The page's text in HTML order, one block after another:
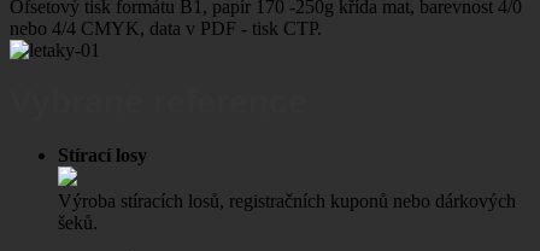
Ofsetový tisk formátu B1, papír 170 -250g křída mat, barevnost 4/0
nebo 4/4 CMYK, data v PDF - tisk CTP.
Stírací losy
Výroba stíracích losů, registračních kuponů nebo dárkových
šeků.